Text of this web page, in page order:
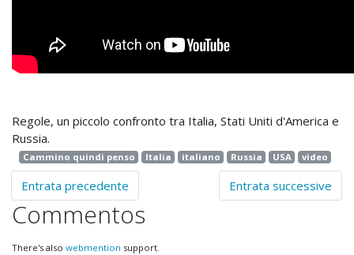
Regole, un piccolo confronto tra Italia, Stati Uniti d'America e
Russia.
Cammino quindi penso Italia italiano Russia USA video
Entrata precedente Entrata successive
Commentos
There's also webmention support.